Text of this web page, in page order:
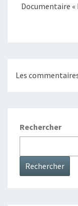
Documentaire «
Les
Rechercher
Rechercher